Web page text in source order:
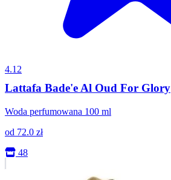
4.12
Lattafa Bade'e Al Oud For Glory
Woda perfumowana 100 ml
od 72.0 zł
48